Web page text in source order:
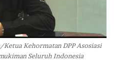
Kehormatan DPP Asosiasi
Seluruh Indonesia